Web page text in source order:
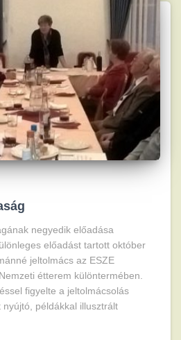
negyedik előadása
előadást tartott október
jeltolmács az ESZE
étterem különtermében.
figyelte a jeltolmácsolás
példákkal illusztrált